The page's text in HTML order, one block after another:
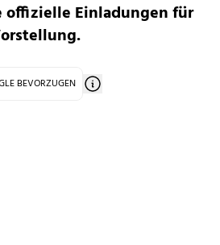
offizielle Einladungen für
BEVORZUGEN